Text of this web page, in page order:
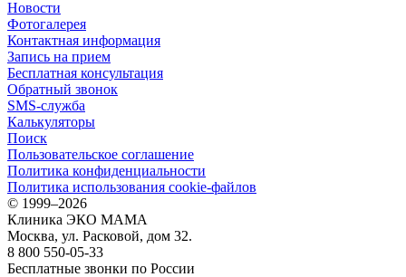
Новости
Фотогалерея
Контактная информация
Запись на прием
Бесплатная консультация
Обратный звонок
SMS-служба
Калькуляторы
Поиск
Пользовательское соглашение
Политика конфиденциальности
Политика использования cookie-файлов
© 1999–2026
Клиника ЭКО МАМА
Москва, ул. Расковой, дом 32.
8 800 550-05-33
Бесплатные звонки по России